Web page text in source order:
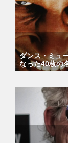
ダンス・ミュ
なった40枚の